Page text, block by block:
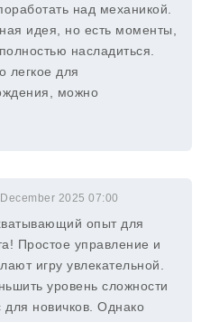
над механикой.
идея, но есть моменты,
насладиться.
легкое для
можно
2025 07:00
опыт для
Простое управление и
игру увлекательной.
уровень сложности
новичков. Однако